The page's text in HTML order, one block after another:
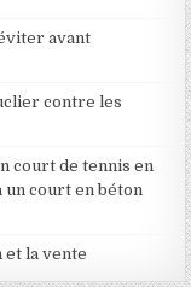
avant
contre les
court de tennis en
court en béton
et la vente